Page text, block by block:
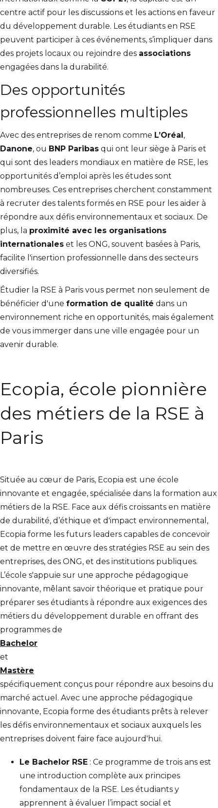
centre actif pour les discussions et les actions en faveur
du développement durable. Les étudiants en RSE
peuvent participer à ces événements, s’impliquer dans
des projets locaux ou rejoindre des associations
engagées dans la durabilité.
Des opportunités
professionnelles multiples
Avec des entreprises de renom comme L’Oréal,
Danone, ou BNP Paribas qui ont leur siège à Paris et
qui sont des leaders mondiaux en matière de RSE, les
opportunités d’emploi après les études sont
nombreuses. Ces entreprises cherchent constamment
à recruter des talents formés en RSE pour les aider à
répondre aux défis environnementaux et sociaux. De
plus, la proximité avec les organisations
internationales et les ONG, souvent basées à Paris,
facilite l'insertion professionnelle dans des secteurs
diversifiés.
Étudier la RSE à Paris vous permet non seulement de
bénéficier d'une formation de qualité dans un
environnement riche en opportunités, mais également
de vous immerger dans une ville engagée pour un
avenir durable.
Ecopia, école pionnière
des métiers de la RSE à
Paris
Située au cœur de Paris, Ecopia est une école
innovante et engagée, spécialisée dans la formation aux
métiers de la RSE. Face aux défis croissants en matière
de durabilité, d’éthique et d'impact environnemental,
Ecopia forme les futurs leaders capables de concevoir
et de mettre en œuvre des stratégies RSE au sein des
entreprises, des ONG, et des institutions publiques.
L’école s'appuie sur une approche pédagogique
innovante, mêlant savoir théorique et pratique pour
préparer ses étudiants à répondre aux exigences des
métiers du développement durable en offrant des
programmes de
Bachelor
et
Mastère
spécifiquement conçus pour répondre aux besoins du
marché actuel. Avec une approche pédagogique
innovante, Ecopia forme des étudiants prêts à relever
les défis environnementaux et sociaux auxquels les
entreprises doivent faire face aujourd'hui.
Le Bachelor RSE : Ce programme de trois ans est
une introduction complète aux principes
fondamentaux de la RSE. Les étudiants y
apprennent à évaluer l’impact social et